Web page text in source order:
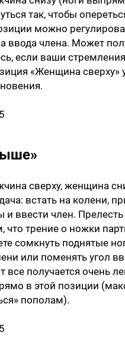
так, чтобы
можно
ввода члена. Может
если ваши
«Женщина сверху»
сверху, женщина
встать на колени,
и ввести член.
что трение о ножки
сомкнуть поднятые
или поменять угол
все получается очень
в этой позиции
пополам).